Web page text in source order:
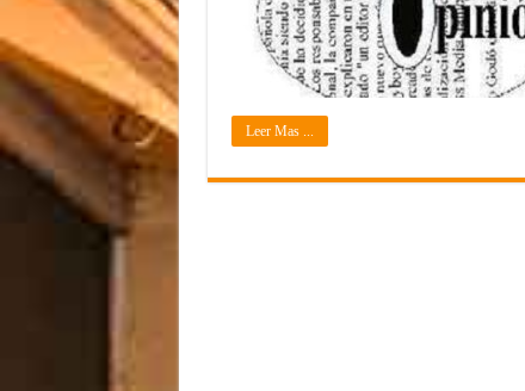
Leer Mas ...